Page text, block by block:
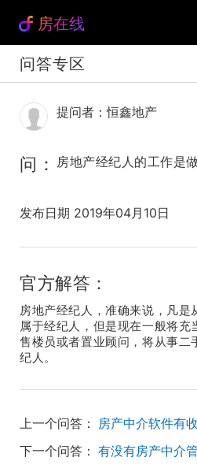
房在线
问答专区
提问者：恒鑫地产
问： 房地产经纪人的工作是
发布日期 2019年04月10日
官方解答：
房地产经纪人，准确来说，凡是
属于经纪人，但是现在一般将充
售楼员或者置业顾问，将从事二
纪人。
上一个问答： 房产中介软件有
下一个问答：